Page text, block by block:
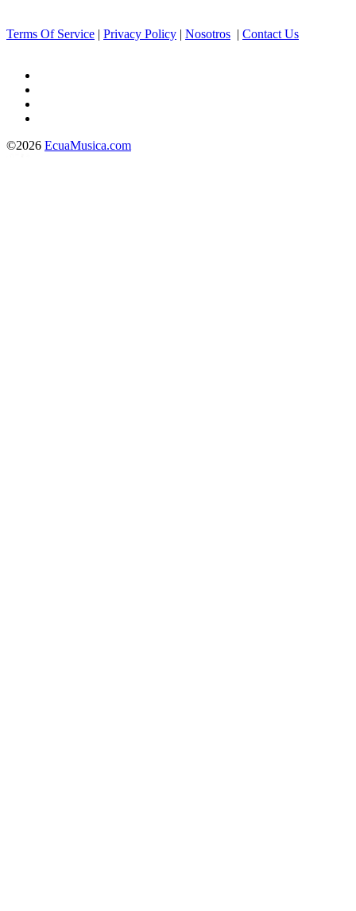
Terms Of Service | Privacy Policy | Nosotros | Contact Us
©2026 EcuaMusica.com